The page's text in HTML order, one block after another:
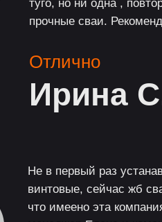
туго, но ни одна ,
прочные сваи.
Ирина
Отлично
Не в первый раз
винтовые, сейчас жб
что имеено эта